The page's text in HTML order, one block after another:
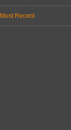
Most Recent